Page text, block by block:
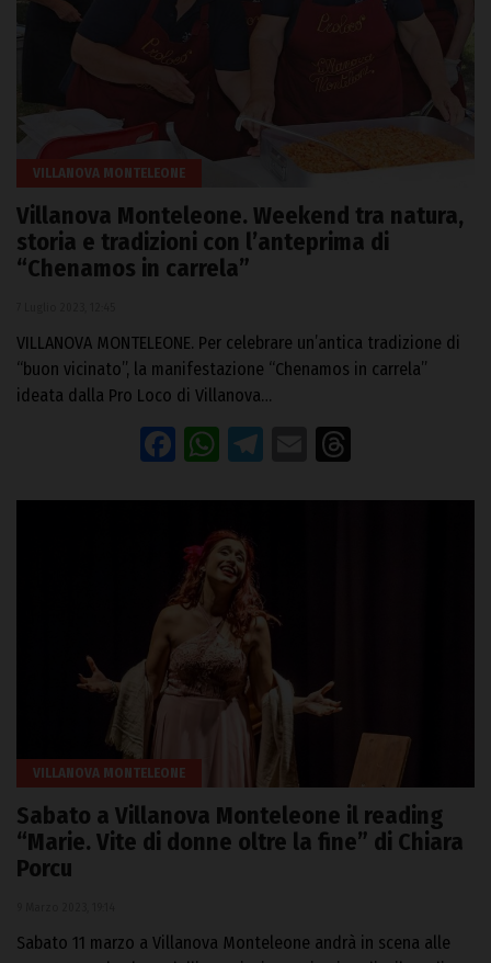
VILLANOVA MONTELEONE
Villanova Monteleone. Weekend tra natura,
storia e tradizioni con l’anteprima di
“Chenamos in carrela”
VILLANOVA MONTELEONE. Per celebrare un’antica tradizione di
“buon vicinato”, la manifestazione “Chenamos in carrela”
ideata dalla Pro Loco di Villanova…
Facebook
WhatsApp
Telegram
Email
VILLANOVA MONTELEONE
Sabato a Villanova Monteleone il reading
“Marie. Vite di donne oltre la fine” di Chiara
Porcu
Sabato 11 marzo a Villanova Monteleone andrà in scena alle